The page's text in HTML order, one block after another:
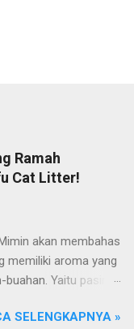
Ramah
Cat Litter!
akan membahas
memiliki aroma yang
Yaitu pasir
merk produk
SELENGKAPNYA »